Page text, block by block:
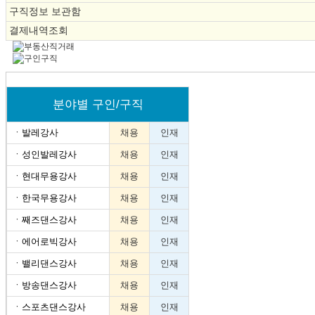
구직정보 보관함
결제내역조회
분야별 구인/구직
ㆍ 발레강사 채용 인재
ㆍ 성인발레강사 채용 인재
ㆍ 현대무용강사 채용 인재
ㆍ 한국무용강사 채용 인재
ㆍ 째즈댄스강사 채용 인재
ㆍ 에어로빅강사 채용 인재
ㆍ 밸리댄스강사 채용 인재
ㆍ 방송댄스강사 채용 인재
ㆍ 스포츠댄스강사 채용 인재